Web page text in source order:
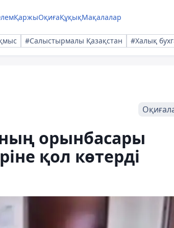
ҚаржыОқиғаҚұқықМақалалар
#Салыстырмалы Қазақстан #Халық
орынбасары
қол көтерді